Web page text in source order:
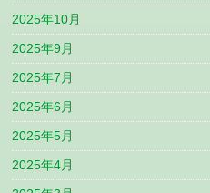
2025年10月
2025年9月
2025年7月
2025年6月
2025年5月
2025年4月